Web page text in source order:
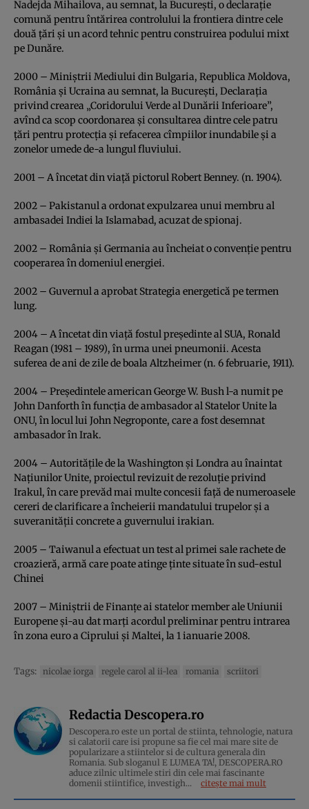
Nadejda Mihailova, au semnat, la Bucureşti, o declaraţie
comună pentru întărirea controlului la frontiera dintre cele
două ţări şi un acord tehnic pentru construirea podului mixt
pe Dunăre.
2000 – Miniştrii Mediului din Bulgaria, Republica Moldova,
România şi Ucraina au semnat, la Bucureşti, Declaraţia
privind crearea „Coridorului Verde al Dunării Inferioare”,
avînd ca scop coordonarea şi consultarea dintre cele patru
ţări pentru protecţia şi refacerea cîmpiilor inundabile şi a
zonelor umede de-a lungul fluviului.
2001 – A încetat din viaţă pictorul Robert Benney. (n. 1904).
2002 – Pakistanul a ordonat expulzarea unui membru al
ambasadei Indiei la Islamabad, acuzat de spionaj.
2002 – România şi Germania au încheiat o convenţie pentru
cooperarea în domeniul energiei.
2002 – Guvernul a aprobat Strategia energetică pe termen
lung.
2004 – A încetat din viaţă fostul preşedinte al SUA, Ronald
Reagan (1981 – 1989), în urma unei pneumonii. Acesta
suferea de ani de zile de boala Altzheimer (n. 6 februarie, 1911).
2004 – Preşedintele american George W. Bush l-a numit pe
John Danforth în funcţia de ambasador al Statelor Unite la
ONU, în locul lui John Negroponte, care a fost desemnat
ambasador în Irak.
2004 – Autorităţile de la Washington şi Londra au înaintat
Naţiunilor Unite, proiectul revizuit de rezoluţie privind
Irakul, în care prevăd mai multe concesii faţă de numeroasele
cereri de clarificare a încheierii mandatului trupelor şi a
suveranităţii concrete a guvernului irakian.
2005 – Taiwanul a efectuat un test al primei sale rachete de
croazieră, armă care poate atinge ţinte situate în sud-estul
Chinei
2007 – Miniştrii de Finanţe ai statelor member ale Uniunii
Europene şi-au dat marţi acordul preliminar pentru intrarea
în zona euro a Ciprului şi Maltei, la 1 ianuarie 2008.
Tags: nicolae iorga regele carol al ii-lea romania scriitori
Redactia Descopera.ro
Descopera.ro este un portal de stiinta, tehnologie, natura
si calatorii care isi propune sa fie cel mai mare site de
popularizare a stiintelor si de cultura generala din
Romania. Sub sloganul E LUMEA TA!, DESCOPERA.RO
aduce zilnic ultimele stiri din cele mai fascinante
domenii stiintifice, investigh...
citește mai mult